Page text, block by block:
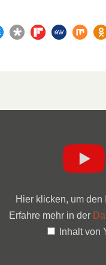
Hier klicken, um
Erfahre mehr in der
Inhalt von